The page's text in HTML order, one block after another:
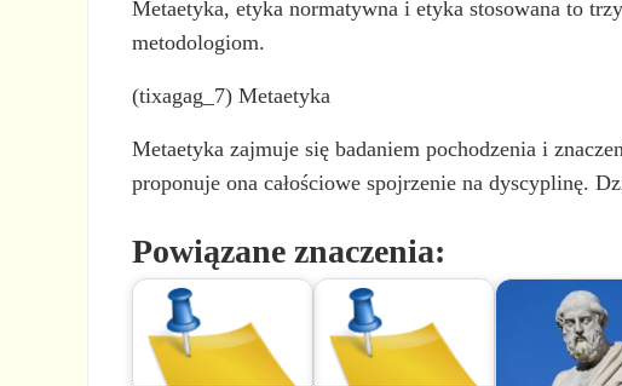
Metaetyka, etyka normatywna i etyka stosowana to
metodologiom.
(tixagag_7) Metaetyka
Metaetyka zajmuje się badaniem pochodzenia i
proponuje ona całościowe spojrzenie na dyscyplinę.
Powiązane znaczenia: